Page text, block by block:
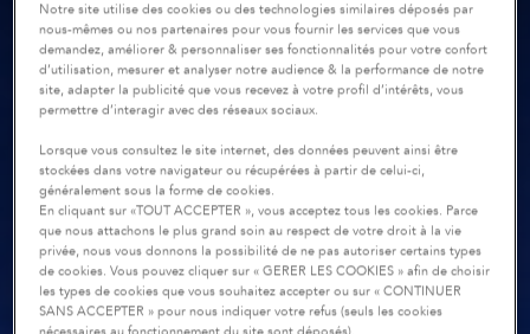
Notre site utilise des cookies ou des technologies similaires déposés par
nous-mêmes ou nos partenaires pour vous fournir les services que vous
demandez, améliorer & personnaliser ses fonctionnalités pour votre confort
d’utilisation, mesurer et analyser notre audience & la performance de notre
site, adapter la publicité que vous recevez à votre profil d’intérêts, vous
permettre d’interagir avec des réseaux sociaux.
Lorsque vous consultez le site internet, des données peuvent ainsi être
stockées dans votre navigateur ou récupérées à partir de celui-ci,
généralement sous la forme de cookies.
En cliquant sur «TOUT ACCEPTER », vous acceptez tous les cookies. Parce
que nous attachons le plus grand soin au respect de votre droit à la vie
privée, nous vous donnons la possibilité de ne pas autoriser certains types
de cookies. Vous pouvez cliquer sur « GERER LES COOKIES » afin de choisir
les types de cookies que vous souhaitez accepter ou sur « CONTINUER
SANS ACCEPTER » pour nous indiquer votre refus (seuls les cookies